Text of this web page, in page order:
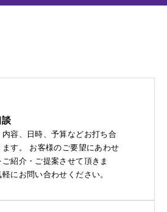
内容、日時、予算などお打ち合
ます。 お客様のご要望にあわせ
紹介・ご提案させて頂きま
にお問い合わせください。